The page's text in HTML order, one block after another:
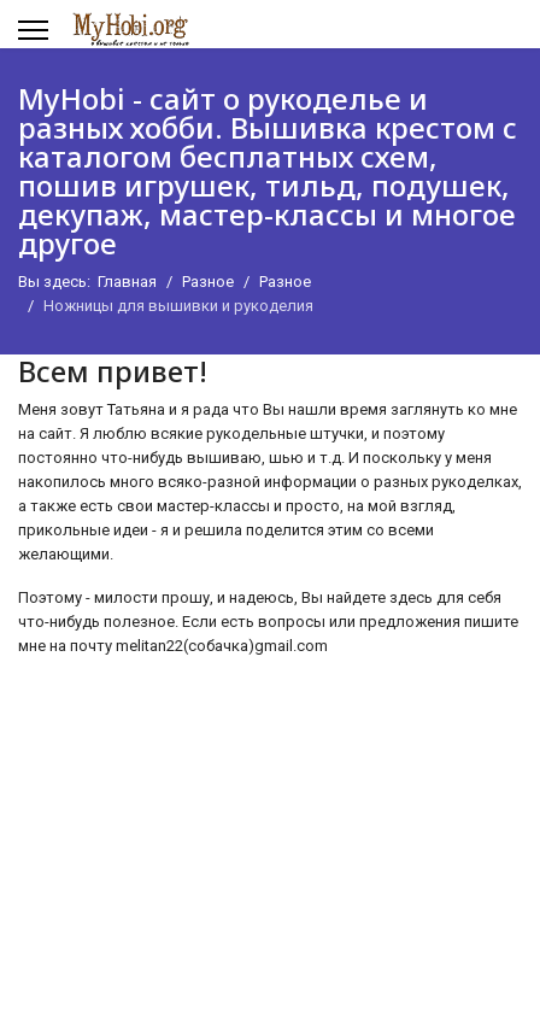
MyHobi - сайт о рукоделье и
разных хобби. Вышивка крестом с
каталогом бесплатных схем,
пошив игрушек, тильд, подушек,
декупаж, мастер-классы и многое
другое
Вы здесь: Главная Разное
Разное
Ножницы для вышивки и рукоделия
Всем привет!
Меня зовут Татьяна и я рада что Вы нашли время заглянуть ко мне
на сайт. Я люблю всякие рукодельные штучки, и поэтому
постоянно что-нибудь вышиваю, шью и т.д. И поскольку у меня
накопилось много всяко-разной информации о разных рукоделках,
а также есть свои мастер-классы и просто, на мой взгляд,
прикольные идеи - я и решила поделится этим со всеми
желающими.
Поэтому - милости прошу, и надеюсь, Вы найдете здесь для себя
что-нибудь полезное. Если есть вопросы или предложения пишите
мне на почту melitan22(собачка)gmail.com